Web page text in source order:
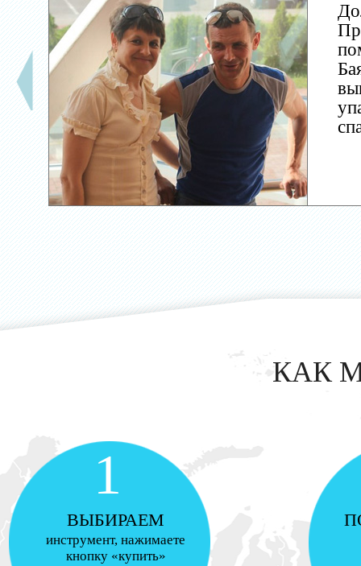
КАК
1
ВЫБИРАЕМ
инструмент, нажимаете
кнопку «купить»